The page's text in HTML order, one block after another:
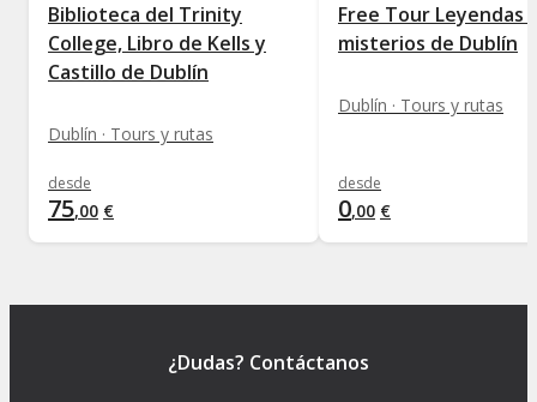
Biblioteca del Trinity
College, Libro de Kells y
Castillo de Dublín
Dublín · Tours y rutas
desde
75,00 €
Free Tour Leyendas
misterios de Dublín
Dublín · Tours y rutas
desde
0,00 €
¿Dudas? Contáctanos